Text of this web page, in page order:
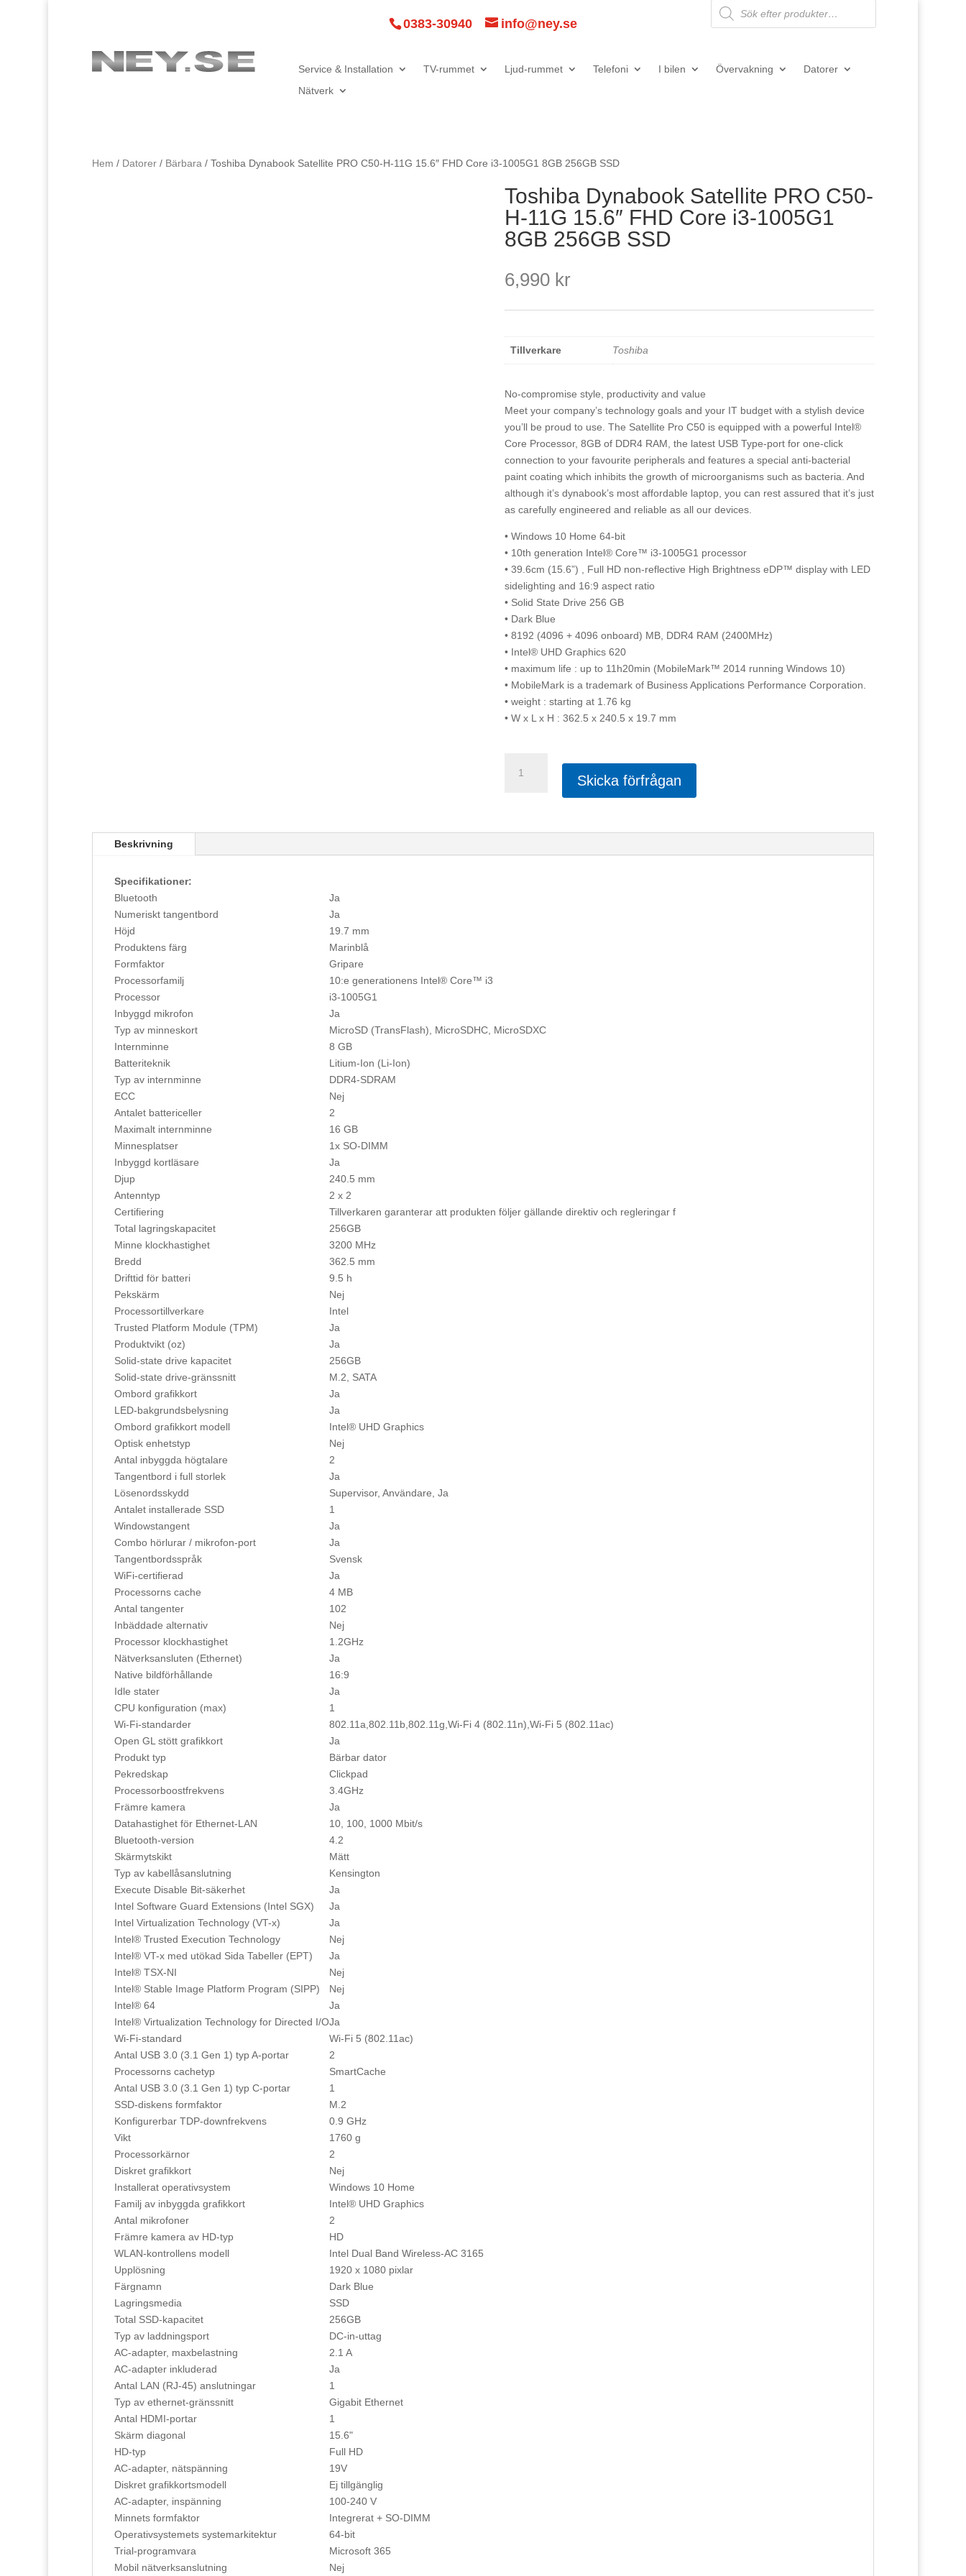
0383-30940 info@ney.se
search
Service & Installation TV-rummet Ljud-rummet Telefoni I bilen Övervakning
Datorer
Nätverk
Hem / Datorer/ Bärbara/ Toshiba Dynabook Satellite PRO C50-H-11G 15.6″ FHD Core i3-1005G1 8GB 256GB SSD
Toshiba Dynabook Satellite PRO C50-
H-11G 15.6″ FHD Core i3-1005G1
8GB 256GB SSD
6,990 kr
Tillverkare Toshiba
No-compromise style, productivity and value
Meet your company’s technology goals and your IT budget with a stylish device
you’ll be proud to use. The Satellite Pro C50 is equipped with a powerful Intel®
Core Processor, 8GB of DDR4 RAM, the latest USB Type-port for one-click
connection to your favourite peripherals and features a special anti-bacterial
paint coating which inhibits the growth of microorganisms such as bacteria. And
although it’s dynabook’s most affordable laptop, you can rest assured that it’s just
as carefully engineered and reliable as all our devices.
• Windows 10 Home 64-bit
• 10th generation Intel® Core™ i3-1005G1 processor
• 39.6cm (15.6”) , Full HD non-reflective High Brightness eDP™ display with LED
sidelighting and 16:9 aspect ratio
• Solid State Drive 256 GB
• Dark Blue
• 8192 (4096 + 4096 onboard) MB, DDR4 RAM (2400MHz)
• Intel® UHD Graphics 620
• maximum life : up to 11h20min (MobileMark™ 2014 running Windows 10)
• MobileMark is a trademark of Business Applications Performance Corporation.
• weight : starting at 1.76 kg
• W x L x H : 362.5 x 240.5 x 19.7 mm
Dynabook
Skicka förfrågan
Beskrivning
Specifikationer:
Bluetooth
Ja
Numeriskt tangentbord
Ja
Höjd
19.7 mm
Produktens färg
Marinblå
Formfaktor
Gripare
Processorfamilj
10:e generationens Intel® Core™ i3
Processor
i3-1005G1
Inbyggd mikrofon
Ja
Typ av minneskort
MicroSD (TransFlash), MicroSDHC, MicroSDXC
Internminne
8 GB
Batteriteknik
Litium-Ion (Li-Ion)
Typ av internminne
DDR4-SDRAM
ECC
Nej
Antalet battericeller
2
Maximalt internminne
16 GB
Minnesplatser
1x SO-DIMM
Inbyggd kortläsare
Ja
Djup
240.5 mm
Antenntyp
2 x 2
Certifiering
Tillverkaren garanterar att produkten följer gällande direktiv och regleringar f
Total lagringskapacitet
256GB
Minne klockhastighet
3200 MHz
Bredd
362.5 mm
Drifttid för batteri
9.5 h
Pekskärm
Nej
Processortillverkare
Intel
Trusted Platform Module (TPM)
Ja
Produktvikt (oz)
Ja
Solid-state drive kapacitet
256GB
Solid-state drive-gränssnitt
M.2, SATA
Ombord grafikkort
Ja
LED-bakgrundsbelysning
Ja
Ombord grafikkort modell
Intel® UHD Graphics
Optisk enhetstyp
Nej
Antal inbyggda högtalare
2
Tangentbord i full storlek
Ja
Lösenordsskydd
Supervisor, Användare, Ja
Antalet installerade SSD
1
Windowstangent
Ja
Combo hörlurar / mikrofon-port
Ja
Tangentbordsspråk
Svensk
WiFi-certifierad
Ja
Processorns cache
4 MB
Antal tangenter
102
Inbäddade alternativ
Nej
Processor klockhastighet
1.2GHz
Nätverksansluten (Ethernet)
Ja
Native bildförhållande
16:9
Idle stater
Ja
CPU konfiguration (max)
1
Wi-Fi-standarder
802.11a,802.11b,802.11g,Wi-Fi 4 (802.11n),Wi-Fi 5 (802.11ac)
Open GL stött grafikkort
Ja
Produkt typ
Bärbar dator
Pekredskap
Clickpad
Processorboostfrekvens
3.4GHz
Främre kamera
Ja
Datahastighet för Ethernet-LAN
10, 100, 1000 Mbit/s
Bluetooth-version
4.2
Skärmytskikt
Mätt
Typ av kabellåsanslutning
Kensington
Execute Disable Bit-säkerhet
Ja
Intel Software Guard Extensions (Intel SGX)
Ja
Intel Virtualization Technology (VT-x)
Ja
Intel® Trusted Execution Technology
Nej
Intel® VT-x med utökad Sida Tabeller (EPT)
Ja
Intel® TSX-NI
Nej
Intel® Stable Image Platform Program (SIPP)
Nej
Intel® 64
Ja
Intel® Virtualization Technology for Directed I/OJa
Wi-Fi-standard
Wi-Fi 5 (802.11ac)
Antal USB 3.0 (3.1 Gen 1) typ A-portar
2
Processorns cachetyp
SmartCache
Antal USB 3.0 (3.1 Gen 1) typ C-portar
1
SSD-diskens formfaktor
M.2
Konfigurerbar TDP-downfrekvens
0.9 GHz
Vikt
1760 g
Processorkärnor
2
Diskret grafikkort
Nej
Installerat operativsystem
Windows 10 Home
Familj av inbyggda grafikkort
Intel® UHD Graphics
Antal mikrofoner
2
Främre kamera av HD-typ
HD
WLAN-kontrollens modell
Intel Dual Band Wireless-AC 3165
Upplösning
1920 x 1080 pixlar
Färgnamn
Dark Blue
Lagringsmedia
SSD
Total SSD-kapacitet
256GB
Typ av laddningsport
DC-in-uttag
AC-adapter, maxbelastning
2.1 A
AC-adapter inkluderad
Ja
Antal LAN (RJ-45) anslutningar
1
Typ av ethernet-gränssnitt
Gigabit Ethernet
Antal HDMI-portar
1
Skärm diagonal
15.6"
HD-typ
Full HD
AC-adapter, nätspänning
19V
Diskret grafikkortsmodell
Ej tillgänglig
AC-adapter, inspänning
100-240 V
Minnets formfaktor
Integrerat + SO-DIMM
Operativsystemets systemarkitektur
64-bit
Trial-programvara
Microsoft 365
Mobil nätverksanslutning
Nej